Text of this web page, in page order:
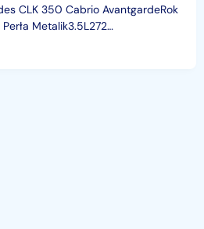
CLK 350 Cabrio AvantgardeRok
Metalik3.5L272
biegówSerwisowany w